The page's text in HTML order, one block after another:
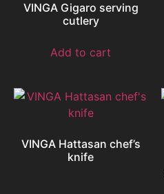
VINGA Gigaro serving
cutlery
Add to cart
VINGA Hattasan chef’s
knife